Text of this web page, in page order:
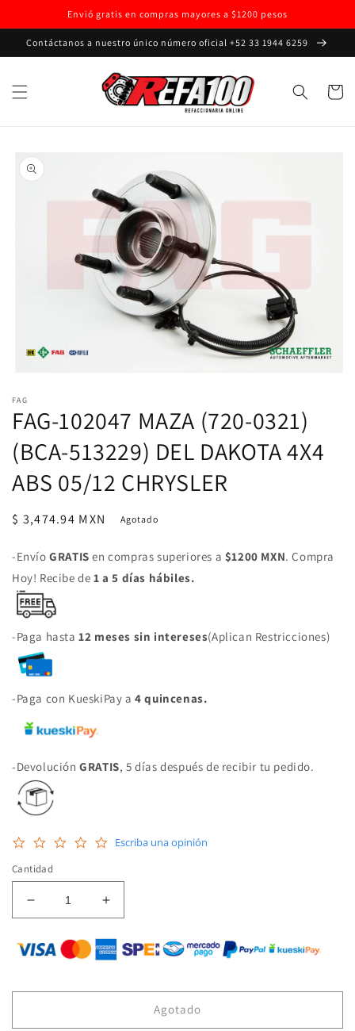
directamente
al contenido
Envió gratis en compras mayores a $1200 pesos
Contáctanos a nuestro único número oficial +52 33 1944 6259
Carrito
a la
información
multimedia
1
en
ventana
modal
FAG
FAG-102047 MAZA (720-0321)
(BCA-513229) DEL DAKOTA 4X4
ABS 05/12 CHRYSLER
Precio
$ 3,474.94 MXN Agotado
-EnvíoGRATIS en compras superiores a $1200 MXN. Compra
Hoy! Recibe de 1 a 5 días hábiles.
-Paga hasta12 meses sin intereses(Aplican Restricciones)
-Paga con KueskiPay a4 quincenas.
-DevoluciónGRATIS, 5 días después de recibir tu pedido.
0.0
Escriba una opinión
Cantidad
Reducir
cantidad
para
FAG-
MAZA
Aumentar
cantidad
para
FAG-
MAZA
Agotado